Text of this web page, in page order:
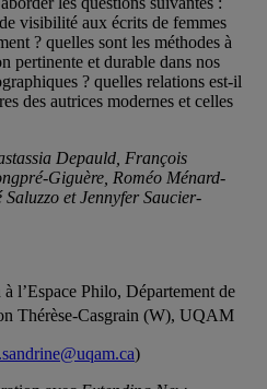
visibilité aux écrits de femmes
? quelles sont les méthodes à
pertinente et durable dans nos
? quelles relations est-il
des autrices modernes et celles
Depauld , François
Giguère, Roméo Ménard-
et Jennyfer Saucier-
l’Espace Philo, Département de
Thérèse-Casgrain (W), UQAM
)